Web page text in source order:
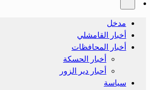
مدخل
أخبار القامشلي
أخبار المحافظات
أخبار الحسكة
أحبار دير الزور
سياسة